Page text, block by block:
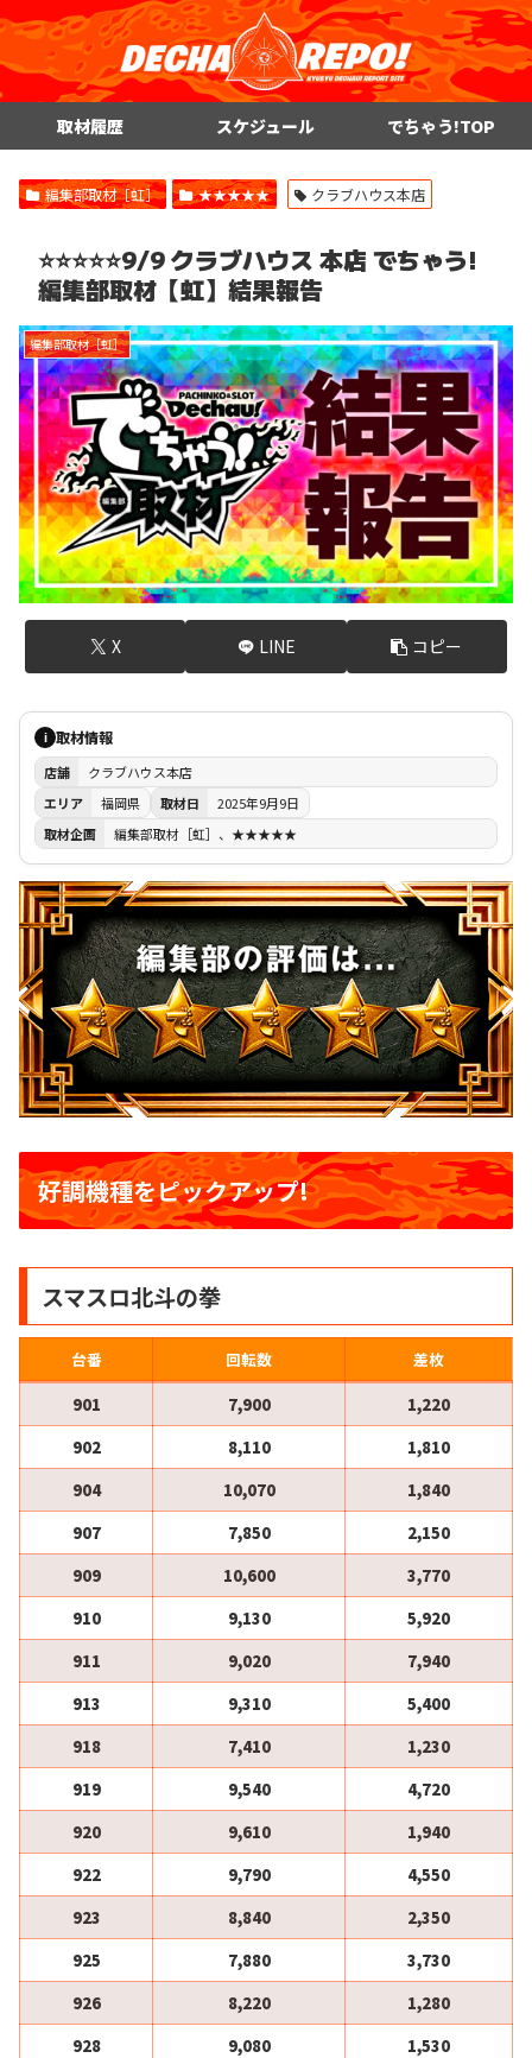
取材履歴 スケジュール でちゃう!TOP
編集部取材［虹］ ★★★★★ クラブハウス本店
⭐️⭐️⭐️⭐️⭐️9/9 クラブハウス 本店 でちゃう!
編集部取材【虹】結果報告
編集部取材［虹］
X LINE コピー
i 取材情報
店舗
クラブハウス本店
エリア
福岡県 取材日
2025年9月9日
取材企画
編集部取材［虹］、★★★★★
好調機種をピックアップ!
スマスロ北斗の拳
台番 回転数
差枚
901
7,900
1,220
902
8,110
1,810
904
10,070
1,840
907
7,850
2,150
909
10,600
3,770
910
9,130
5,920
911
9,020
7,940
913
9,310
5,400
918
7,410
1,230
919
9,540
4,720
920
9,610
1,940
922
9,790
4,550
923
8,840
2,350
925
7,880
3,730
926
8,220
1,280
928
9,080
1,530